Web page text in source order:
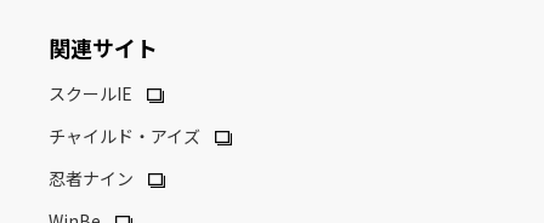
関連サイト
スクールIE
チャイルド・アイズ
忍者ナイン